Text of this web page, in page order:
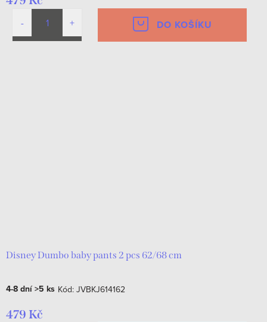
DO KOŠÍKU
Disney Dumbo baby pants 2 pcs 62/68 cm
4-8 dní>5 ks Kód: JVBKJ614162
479 Kč